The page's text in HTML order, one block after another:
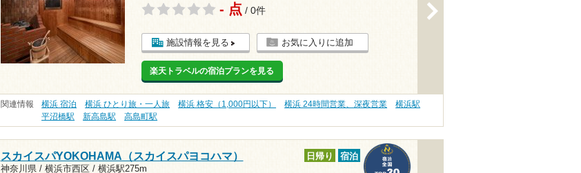
- 点 / 0件
施設情報を見る お気に入りに追加
楽天トラベルの宿泊プランを見る
関連情報 横浜 宿泊 横浜 ひとり旅・一人旅 横浜 格安（1,000円以下） 横浜 24時間営業、深夜営業
横浜駅
平沼橋駅
新高島駅 高島町駅
スカイスパYOKOHAMA（スカイスパヨコハマ）
神奈川県 / 横浜市西区 / 横浜駅275m
日帰り 宿泊